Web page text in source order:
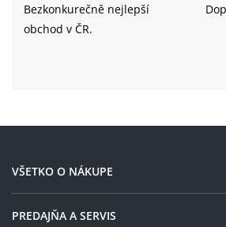
Bezkonkurečně nejlepší
obchod v ČR.
VŠETKO O NÁKUPE
PREDAJŇA A SERVIS